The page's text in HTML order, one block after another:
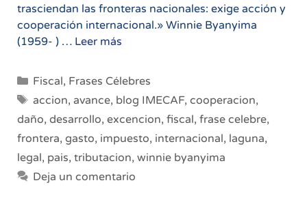
trasciendan las fronteras nacionales: exige acción y
cooperación internacional.» Winnie Byanyima
(1959- ) … Leer más
temas
exigen
acciones
internacionales
Categorías
Fiscal, Frases Célebres
Etiquetas
accion, avance, blog IMECAF, cooperacion,
daño, desarrollo, excencion, fiscal, frase celebre,
frontera, gasto, impuesto, internacional, laguna,
legal, pais, tributacion, winnie byanyima
Deja un comentario